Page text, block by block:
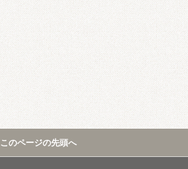
このページの先頭へ